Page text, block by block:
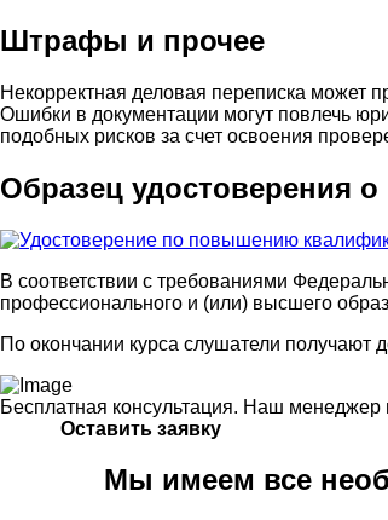
Штрафы и прочее
Некорректная деловая переписка может
Ошибки в документации могут повлечь
подобных рисков за счет освоения
Образец удостоверения
В соответствии с требованиями
профессионального и (или) высшего
По окончании курса слушатели получают
Бесплатная консультация. Наш
Оставить заявку
Мы имеем все